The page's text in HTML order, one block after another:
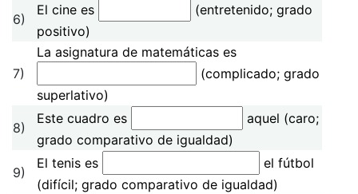
6)
El cine es
(entretenido; grado
positivo)
7)
La asignatura de matemáticas es
(complicado; grado
superlativo)
8)
Este cuadro es
aquel (caro;
grado comparativo de igualdad)
9)
El tenis es
el fútbol
(difícil; grado comparativo de igualdad)